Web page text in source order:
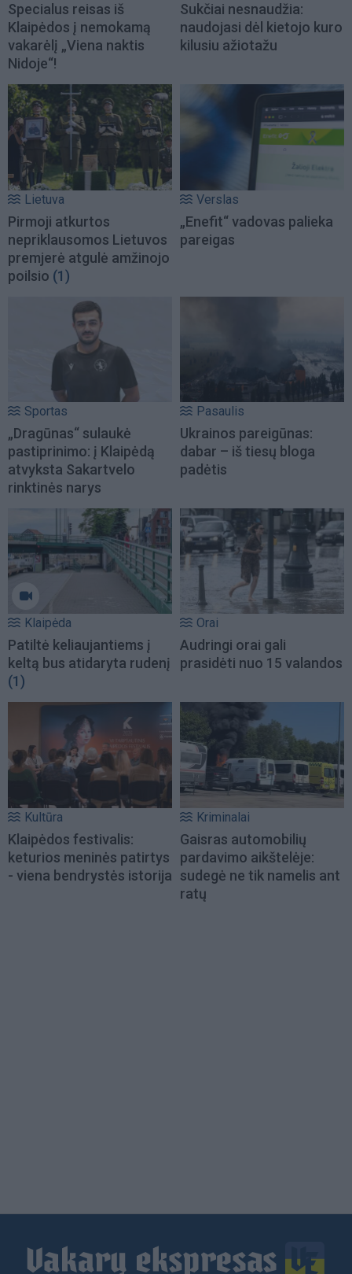
Specialus reisas iš
Klaipėdos į nemokamą
vakarėlį „Viena naktis
Nidoje“!
Sukčiai nesnaudžia:
naudojasi dėl kietojo kuro
kilusiu ažiotažu
Lietuva
Pirmoji atkurtos
nepriklausomos Lietuvos
premjerė atgulė amžinojo
poilsio (1)
Verslas
„Enefit“ vadovas palieka
pareigas
Sportas
„Dragūnas“ sulaukė
pastiprinimo: į Klaipėdą
atvyksta Sakartvelo
rinktinės narys
Pasaulis
Ukrainos pareigūnas:
dabar – iš tiesų bloga
padėtis
Klaipėda
Patiltė keliaujantiems į
keltą bus atidaryta rudenį
(1)
Orai
Audringi orai gali
prasidėti nuo 15 valandos
Kultūra
Klaipėdos festivalis:
keturios meninės patirtys
- viena bendrystės istorija
Kriminalai
Gaisras automobilių
pardavimo aikštelėje:
sudegė ne tik namelis ant
ratų